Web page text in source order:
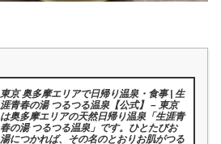
東京 奥多摩エリアで日帰り温泉・食事 | 生
涯青春の湯 つるつる温泉【公式】 – 東京
は奥多摩エリアの天然日帰り温泉「生涯青
春の湯 つるつる温泉」です。ひとたびお
湯につかれば、その名のとおりお肌がつる